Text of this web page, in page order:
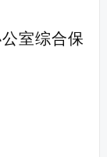
室综合保